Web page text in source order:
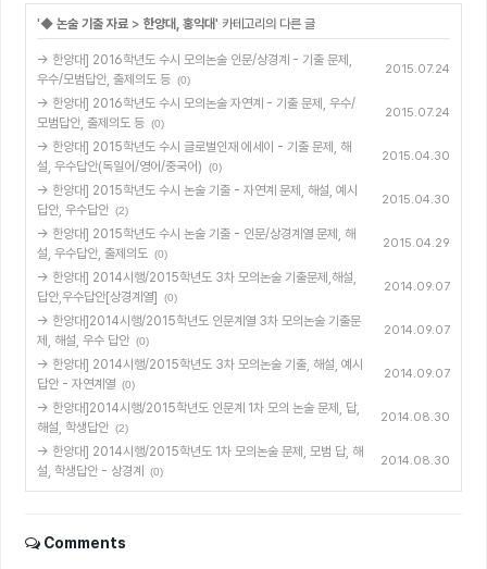
'◆ 논술 기출 자료 > 한양대, 홍익대' 카테고리의 다른 글
→ 한양대] 2016학년도 수시 모의논술 인문/상경계 - 기출 문제,
우수/모범답안, 출제의도 등 (0)
2015.07.24
→ 한양대] 2016학년도 수시 모의논술 자연계 - 기출 문제, 우수/
모범답안, 출제의도 등 (0)
2015.07.24
→ 한양대] 2015학년도 수시 글로벌인재 에세이 - 기출 문제, 해
설, 우수답안(독일어/영어/중국어)
(0)
2015.04.30
→ 한양대] 2015학년도 수시 논술 기출 - 자연계 문제, 해설, 예시
답안, 우수답안 (2)
2015.04.30
→ 한양대] 2015학년도 수시 논술 기출 - 인문/상경계열 문제, 해
설, 우수답안, 출제의도 (0)
2015.04.29
→ 한양대] 2014시행/2015학년도 3차 모의논술 기출문제,해설,
답안,우수답안[상경계열]
(0)
2014.09.07
→ 한양대]2014시행/2015학년도 인문계열 3차 모의논술 기출문
제, 해설, 우수 답안 (0)
2014.09.07
→ 한양대] 2014시행/2015학년도 3차 모의논술 기출, 해설, 예시
답안 - 자연계열 (0)
2014.09.07
→ 한양대]2014시행/2015학년도 인문계 1차 모의 논술 문제, 답,
해설, 학생답안 (2)
2014.08.30
→ 한양대] 2014시행/2015학년도 1차 모의논술 문제, 모범 답, 해
설, 학생답안 - 상경계
(0)
2014.08.30
Comments